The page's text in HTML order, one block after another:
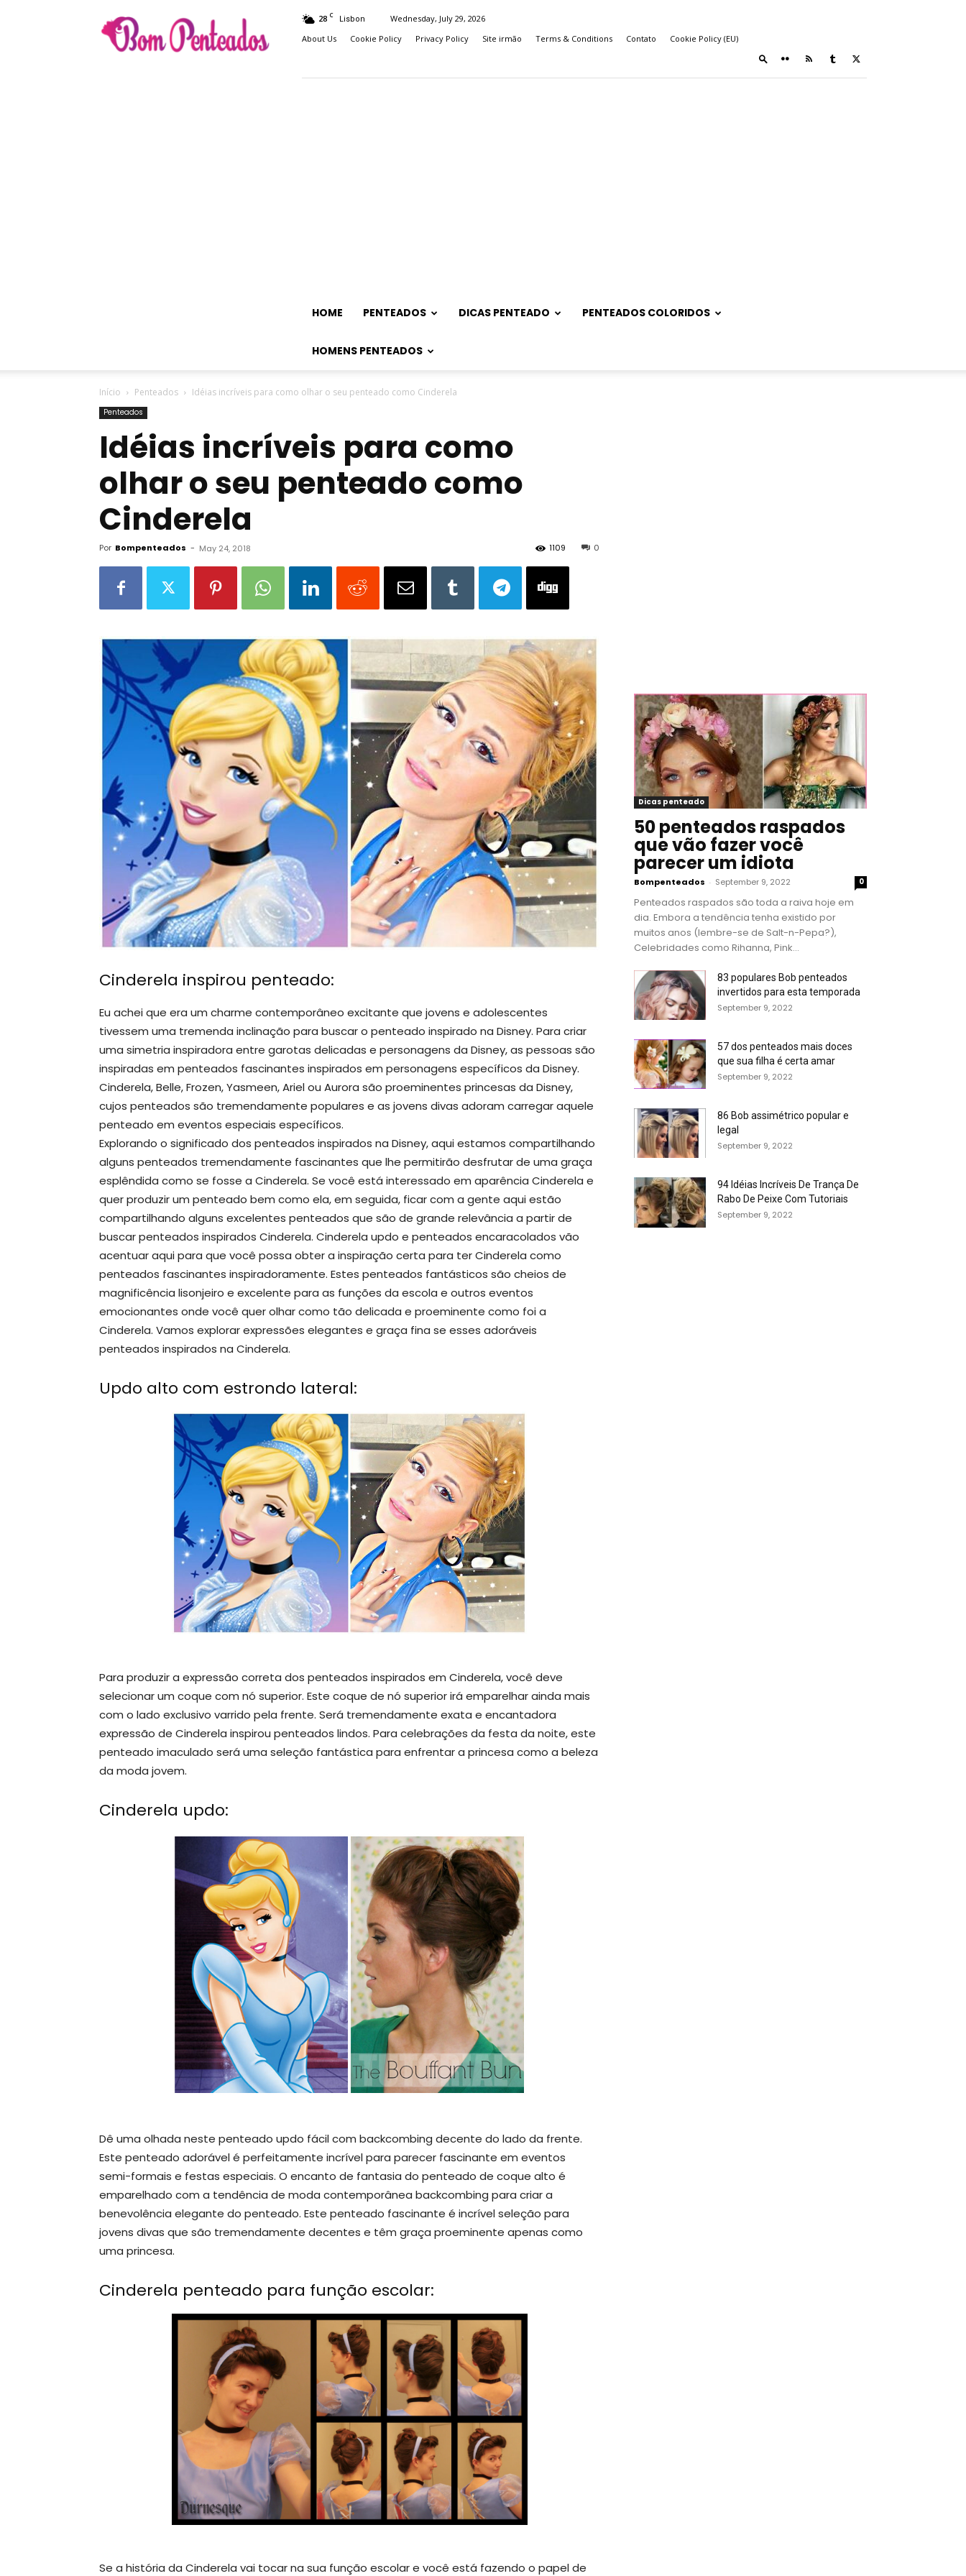
Penteados
28 C Lisbon
Wednesday, July 29, 2026
About Us
Cookie Policy Privacy Policy Site irmão Terms & Conditions Contato Cookie Policy (EU)
HOME PENTEADOS DICAS PENTEADO PENTEADOS COLORIDOS
HOMENS PENTEADOS
Início Penteados Idéias incríveis para como olhar o seu penteado como Cinderela
Penteados
Idéias incríveis para como
olhar o seu penteado como
Cinderela
Por Bompenteados - May 24, 2018 0
1109
Cinderela inspirou penteado:
Eu achei que era um charme contemporâneo excitante que jovens e adolescentes
tivessem uma tremenda inclinação para buscar o penteado inspirado na Disney. Para criar
uma simetria inspiradora entre garotas delicadas e personagens da Disney, as pessoas são
inspiradas em penteados fascinantes inspirados em personagens específicos da Disney.
Cinderela, Belle, Frozen, Yasmeen, Ariel ou Aurora são proeminentes princesas da Disney,
cujos penteados são tremendamente populares e as jovens divas adoram carregar aquele
penteado em eventos especiais específicos.
Explorando o significado dos penteados inspirados na Disney, aqui estamos compartilhando
alguns penteados tremendamente fascinantes que lhe permitirão desfrutar de uma graça
esplêndida como se fosse a Cinderela. Se você está interessado em aparência Cinderela e
quer produzir um penteado bem como ela, em seguida, ficar com a gente aqui estão
compartilhando alguns excelentes penteados que são de grande relevância a partir de
buscar penteados inspirados Cinderela. Cinderela updo e penteados encaracolados vão
acentuar aqui para que você possa obter a inspiração certa para ter Cinderela como
penteados fascinantes inspiradoramente. Estes penteados fantásticos são cheios de
magnificência lisonjeiro e excelente para as funções da escola e outros eventos
emocionantes onde você quer olhar como tão delicada e proeminente como foi a
Cinderela. Vamos explorar expressões elegantes e graça fina se esses adoráveis ​​
penteados inspirados na Cinderela.
Updo alto com estrondo lateral:
Para produzir a expressão correta dos penteados inspirados em Cinderela, você deve
selecionar um coque com nó superior. Este coque de nó superior irá emparelhar ainda mais
com o lado exclusivo varrido pela frente. Será tremendamente exata e encantadora
expressão de Cinderela inspirou penteados lindos. Para celebrações da festa da noite, este
penteado imaculado será uma seleção fantástica para enfrentar a princesa como a beleza
da moda jovem.
Cinderela updo:
Dê uma olhada neste penteado updo fácil com backcombing decente do lado da frente.
Este penteado adorável é perfeitamente incrível para parecer fascinante em eventos
semi-formais e festas especiais. O encanto de fantasia do penteado de coque alto é
emparelhado com a tendência de moda contemporânea backcombing para criar a
benevolência elegante do penteado. Este penteado fascinante é incrível seleção para
jovens divas que são tremendamente decentes e têm graça proeminente apenas como
uma princesa.
Cinderela penteado para função escolar:
Se a história da Cinderela vai tocar na sua função escolar e você está fazendo o papel de
Dicas penteado
50 penteados raspados
que vão fazer você
parecer um idiota
Bompenteados - September 9, 2022 0
Penteados raspados são toda a raiva hoje em
dia. Embora a tendência tenha existido por
muitos anos (lembre-se de Salt-n-Pepa?),
Celebridades como Rihanna, Pink...
83 populares Bob penteados
invertidos para esta temporada
September 9, 2022
57 dos penteados mais doces
que sua filha é certa amar
September 9, 2022
86 Bob assimétrico popular e
legal
September 9, 2022
94 Idéias Incríveis De Trança De
Rabo De Peixe Com Tutoriais
September 9, 2022